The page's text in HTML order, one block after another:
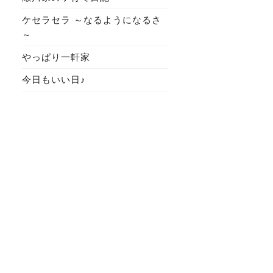
ケセラセラ ～なるようになるさ
～
やっぱり一軒家
今日もいい日♪